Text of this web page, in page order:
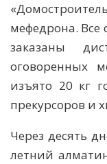
мефедрона.
заказаны
оговоренных
изъято 20 кг
прекурсоров и
Через десять
летний